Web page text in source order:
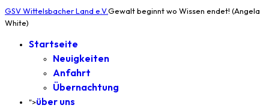
GSV Wittelsbacher Land e.V.Gewalt beginnt wo Wissen endet! (Angela
White)
Startseite
Neuigkeiten
Anfahrt
Übernachtung
">über uns